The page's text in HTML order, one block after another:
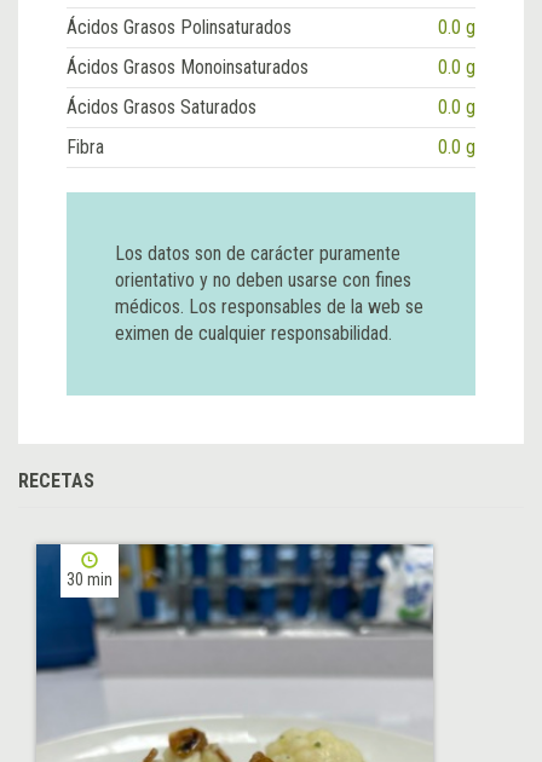
Ácidos Grasos Polinsaturados
0.0 g
Ácidos Grasos Monoinsaturados
0.0 g
Ácidos Grasos Saturados
0.0 g
Fibra
0.0 g
Los datos son de carácter puramente
orientativo y no deben usarse con fines
médicos. Los responsables de la web se
eximen de cualquier responsabilidad.
RECETAS
30 min